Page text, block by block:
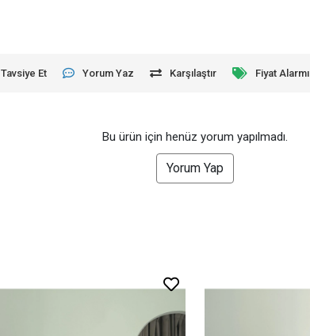
Tavsiye Et Yorum Yaz Karşılaştır Fiyat Alarmı
Bu ürün için henüz yorum yapılmadı.
Yorum Yap